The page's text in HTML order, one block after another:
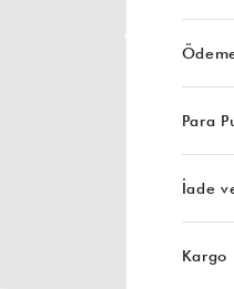
Para
İade
Kargo